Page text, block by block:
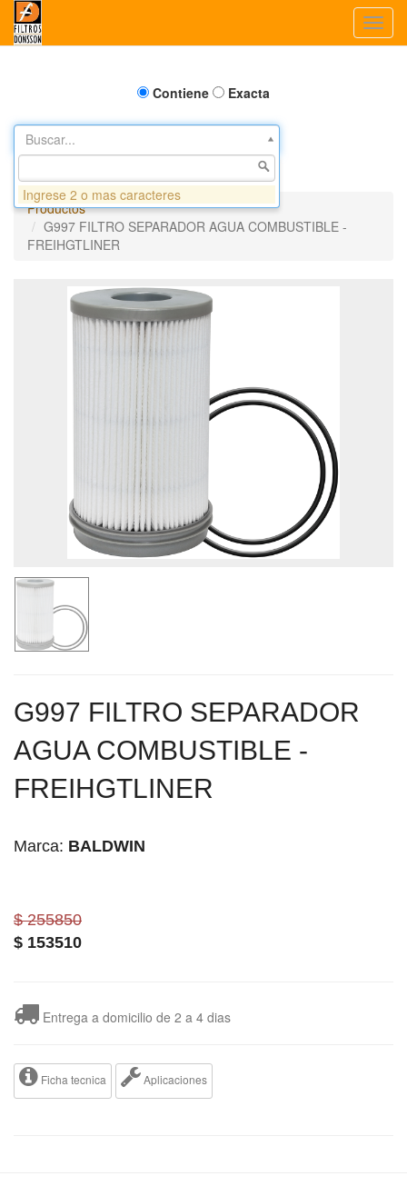
Contiene Exacta
Buscar...
Productos
G997 FILTRO SEPARADOR AGUA COMBUSTIBLE -
FREIHGTLINER
G997 FILTRO SEPARADOR
AGUA COMBUSTIBLE -
FREIHGTLINER
Marca: BALDWIN
$ 255850
$ 153510
Entrega a domicilio de 2 a 4 dias
Ficha tecnica Aplicaciones
Ingrese 2 o mas caracteres